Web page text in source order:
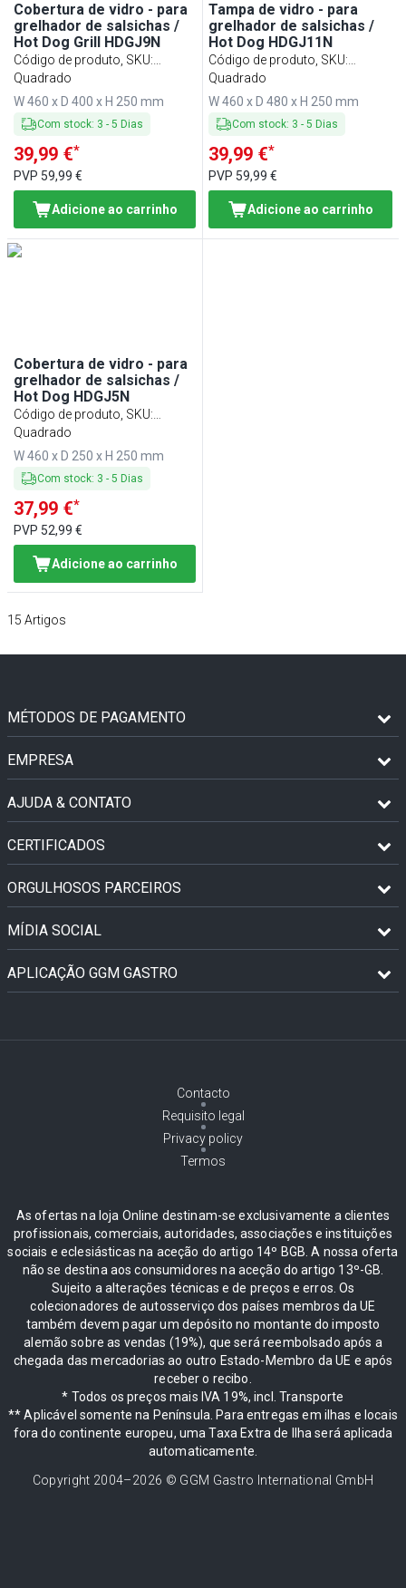
Cobertura de vidro - para
grelhador de salsichas /
Hot Dog Grill HDGJ9N
Código de produto, SKU:
GHDGJ9N
Quadrado
W 460 x D 400 x H 250 mm
Com stock: 3 - 5 Dias
39,99 €*
PVP 59,99 €
Adicione ao carrinho
Tampa de vidro - para
grelhador de salsichas /
Hot Dog HDGJ11N
Código de produto, SKU:
GHDGJ11N
Quadrado
W 460 x D 480 x H 250 mm
Com stock: 3 -5 Dias
39,99 €*
PVP 59,99 €
Adicione ao carrinho
Cobertura de vidro - para
grelhador de salsichas /
Hot Dog HDGJ5N
Código de produto, SKU:
GHDGJ5N
Quadrado
W 460 x D 250 x H 250 mm
Com stock: 3 - 5 Dias
37,99 €*
PVP 52,99 €
Adicione ao carrinho
15 Artigos
MÉTODOS DE PAGAMENTO
EMPRESA
AJUDA & CONTATO
CERTIFICADOS
ORGULHOSOS PARCEIROS
MÍDIA SOCIAL
APLICAÇÃO GGM GASTRO
Contacto
Requisito legal
Privacy policy
Termos
As ofertas na loja Online destinam-se exclusivamente a clientes
profissionais, comerciais, autoridades, associações e instituições
sociais e eclesiásticas na aceção do artigo 14º BGB. A nossa oferta
não se destina aos consumidores na aceção do artigo 13º-GB.
Sujeito a alterações técnicas e de preços e erros. Os
colecionadores de autosserviço dos países membros da UE
também devem pagar um depósito no montante do imposto
alemão sobre as vendas (19%), que será reembolsado após a
chegada das mercadorias ao outro Estado-Membro da UE e após
receber o recibo.
* Todos os preços mais IVA 19%, incl. Transporte
** Aplicável somente na Península. Para entregas em ilhas e locais
fora do continente europeu, uma Taxa Extra de Ilha será aplicada
automaticamente.
Copyright 2004–2026 © GGM Gastro International GmbH